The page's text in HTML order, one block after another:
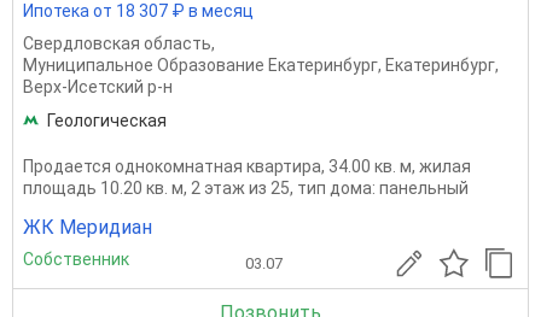
Ипотека от 18 307 ₽ в месяц
Свердловская область,
Муниципальное Образование Екатеринбург, Екатеринбург,
Верх-Исетский р-н
Геологическая
Продается однокомнатная квартира, 34.00 кв. м, жилая
площадь 10.20 кв. м, 2 этаж из 25, тип дома: панельный
ЖК Меридиан
Собственник 03.07